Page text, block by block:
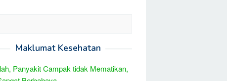
Maklumat Kesehatan
Panyakit Campak tidak Mematikan,